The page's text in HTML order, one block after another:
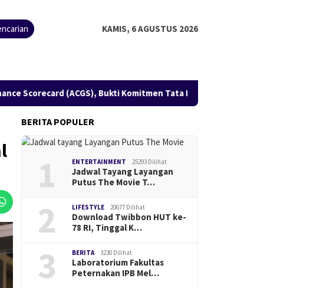
KAMIS, 6 AGUSTUS 2026
Bukti Komitmen Tata Kelola yang Unggul
BERITA POPULER
1 ENTERTAINMENT 25293 Dilihat
Jadwal Tayang Layangan
Putus The Movie T…
2 LIFESTYLE 20677 Dilihat
Download Twibbon HUT ke-
78 RI, Tinggal K…
3 BERITA 3230 Dilihat
Laboratorium Fakultas
Peternakan IPB Mel…